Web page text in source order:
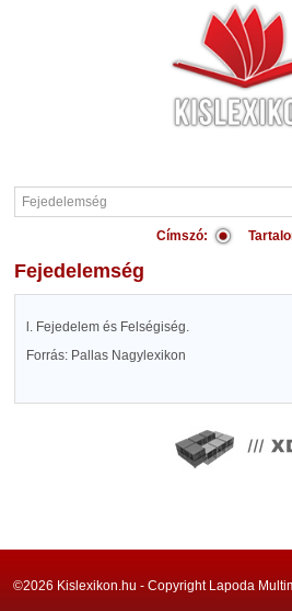
Címszó:
Fejedelemség
l. Fejedelem és Felségiség.
Forrás: Pallas Nagylexikon
©2026 Kislexikon.hu - Copyright Lapoda